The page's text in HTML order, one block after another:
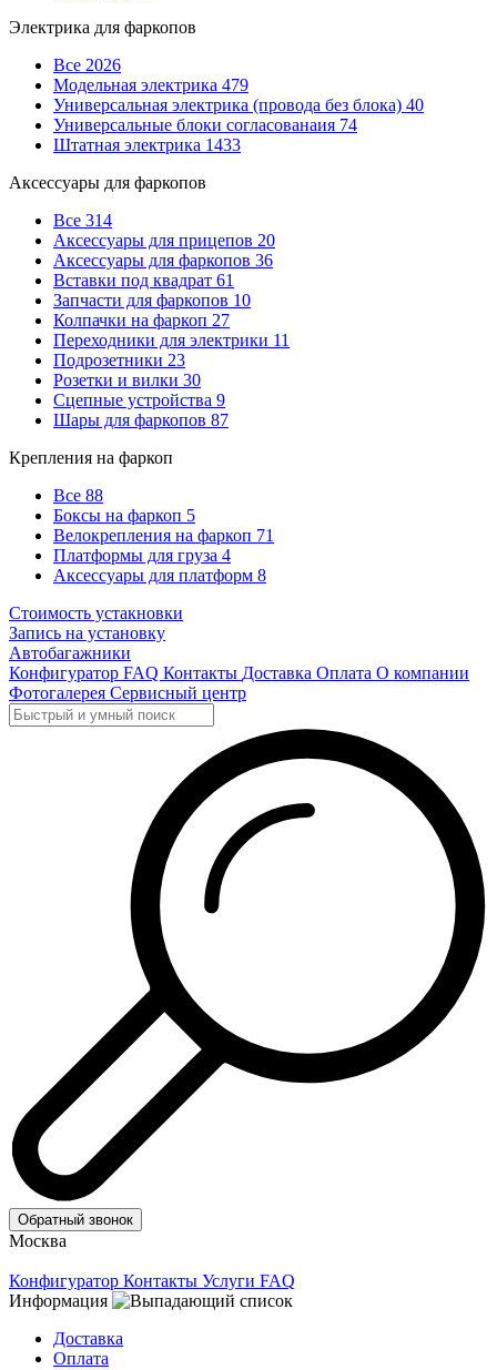
Электрика для фаркопов
Все 2026
Модельная электрика 479
Универсальная электрика (провода без блока) 40
Универсальные блоки согласованаия 74
Штатная электрика 1433
Аксессуары для фаркопов
Все 314
Аксессуары для прицепов 20
Аксессуары для фаркопов 36
Вставки под квадрат 61
Запчасти для фаркопов 10
Колпачки на фаркоп 27
Переходники для электрики 11
Подрозетники 23
Розетки и вилки 30
Сцепные устройства 9
Шары для фаркопов 87
Крепления на фаркоп
Все 88
Боксы на фаркоп 5
Велокрепления на фаркоп 71
Платформы для груза 4
Аксессуары для платформ 8
Стоимость устакновки
Запись на установку
Автобагажники
Конфигуратор FAQ Контакты Доставка Оплата О компании
Фотогалерея Сервисный центр
Обратный звонок
Москва
Конфигуратор Контакты Услуги FAQ
Информация
Доставка
Оплата